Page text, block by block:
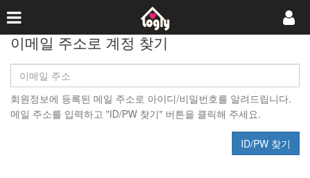
이메일 주소로 계정 찾기
회원정보에 등록된 메일 주소로 아이디/비밀번호를 알려드립니다.
메일 주소를 입력하고 "ID/PW 찾기" 버튼을 클릭해 주세요.
ID/PW 찾기